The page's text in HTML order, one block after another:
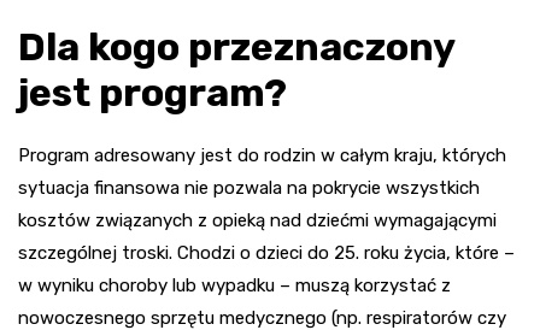
Dla kogo przeznaczony
jest program?
Program adresowany jest do rodzin w całym kraju, których
sytuacja finansowa nie pozwala na pokrycie wszystkich
kosztów związanych z opieką nad dziećmi wymagającymi
szczególnej troski. Chodzi o dzieci do 25. roku życia, które –
w wyniku choroby lub wypadku – muszą korzystać z
nowoczesnego sprzętu medycznego (np. respiratorów czy